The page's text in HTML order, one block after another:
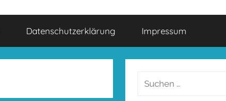
Datenschutzerklärung Impressum
Suchen